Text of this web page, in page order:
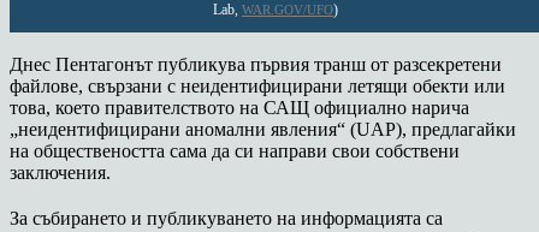
Lab, WAR.GOV/UFO)
Днес Пентагонът публикува първия транш от разсекретени
файлове, свързани с неидентифицирани летящи обекти или
това, което правителството на САЩ официално нарича
„неидентифицирани аномални явления“ (UAP), предлагайки
на обществеността сама да си направи свои собствени
заключения.
За събирането и публикуването на информацията са